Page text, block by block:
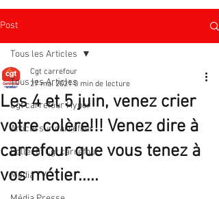
Post
Tous les Articles
Cgt carrefour Hyper
Article sur carrefour
Collectif Cgt carrefour
Média TV
Tous les Articles
Les 4 et 5 juin, venez crier
votre colère!!! Venez dire à
carrefour que vous tenez à
vos métier.....
Cgt carrefour
27 mai 2021 0 min de lecture